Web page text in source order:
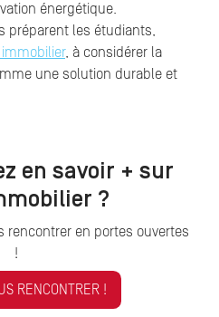
énergétique.
préparent les étudiants,
, à considérer la
une solution durable et
en savoir + sur
?
rencontrer en portes ouvertes
!
RENCONTRER !